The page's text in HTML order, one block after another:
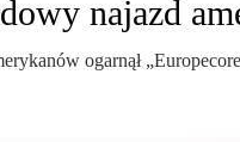
najazd
ogarnął